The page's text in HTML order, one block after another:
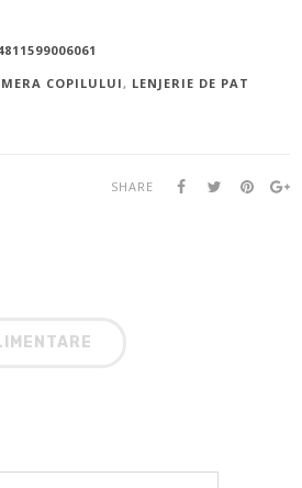
COPILULUI, LENJERIE DE PAT
SHARE